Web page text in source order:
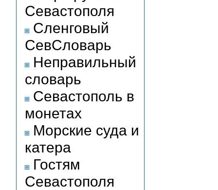
Севастополя
Сленговый
СевСловарь
Неправильный
словарь
Севастополь в
монетах
Морские суда и
катера
Гостям
Севастополя